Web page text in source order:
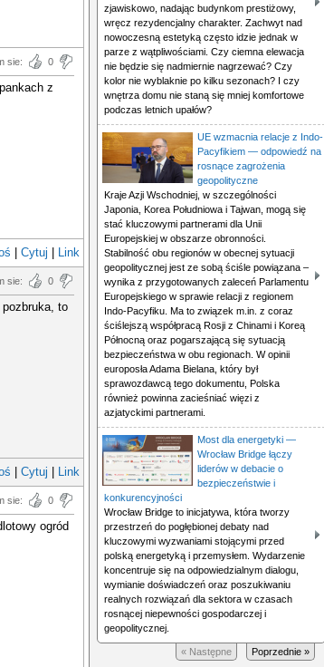
sie: 0
z
Cytuj Link
sie: 0
to
Cytuj Link
sie: 0
ogród
zjawiskowo, nadając budynkom prestiżowy,
wręcz rezydencjalny charakter. Zachwyt nad
nowoczesną estetyką często idzie jednak w
parze z wątpliwościami. Czy ciemna elewacja
nie będzie się nadmiernie nagrzewać? Czy
kolor nie wyblaknie po kilku sezonach? I czy
wnętrza domu nie staną się mniej komfortowe
podczas letnich upałów?
UE wzmacnia relacje z Indo-
Pacyfikiem — odpowiedź na
rosnące zagrożenia
geopolityczne
Kraje Azji Wschodniej, w szczególności
Japonia, Korea Południowa i Tajwan, mogą się
stać kluczowymi partnerami dla Unii
Europejskiej w obszarze obronności.
Stabilność obu regionów w obecnej sytuacji
geopolitycznej jest ze sobą ściśle powiązana –
wynika z przygotowanych zaleceń Parlamentu
Europejskiego w sprawie relacji z regionem
Indo-Pacyfiku. Ma to związek m.in. z coraz
ściślejszą współpracą Rosji z Chinami i Koreą
Północną oraz pogarszającą się sytuacją
bezpieczeństwa w obu regionach. W opinii
europosła Adama Bielana, który był
sprawozdawcą tego dokumentu, Polska
również powinna zacieśniać więzi z
azjatyckimi partnerami.
Most dla energetyki —
Wrocław Bridge łączy
liderów w debacie o
bezpieczeństwie i
konkurencyjności
Wrocław Bridge to inicjatywa, która tworzy
przestrzeń do pogłębionej debaty nad
kluczowymi wyzwaniami stojącymi przed
polską energetyką i przemysłem. Wydarzenie
koncentruje się na odpowiedzialnym dialogu,
wymianie doświadczeń oraz poszukiwaniu
realnych rozwiązań dla sektora w czasach
rosnącej niepewności gospodarczej i
geopolitycznej.
Poprzednie »
« Następne